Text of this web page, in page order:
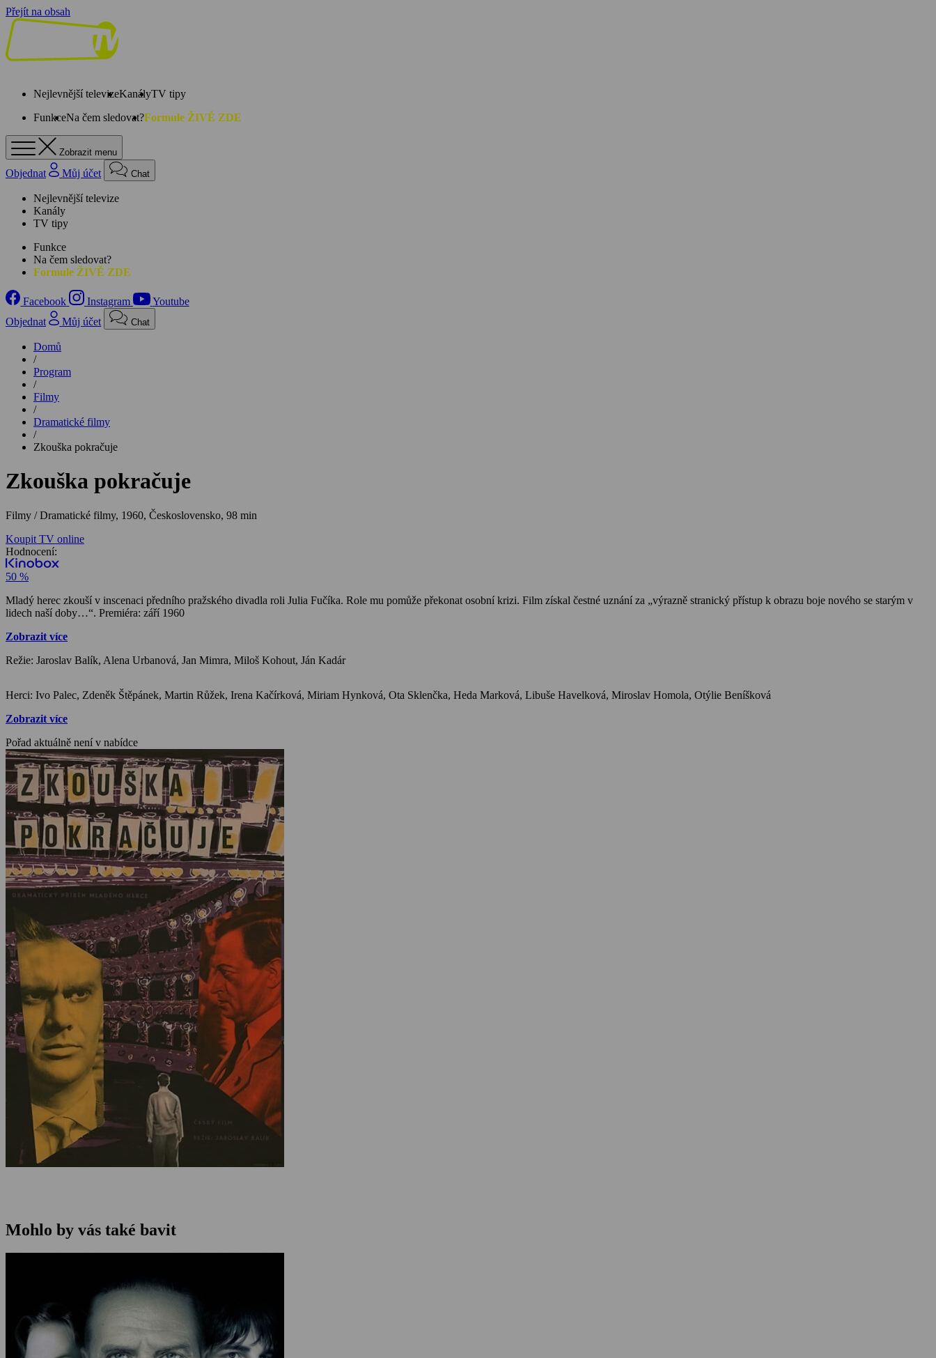
Přejít na obsah
Nejlevnější televizeKanályTV tipy
FunkceNa čem sledovat?Formule ŽIVĚ ZDE
Zobrazit menu
Objednat Můj účet Chat
Nejlevnější televize
Kanály
TV tipy
Funkce
Na čem sledovat?
Formule ŽIVĚ ZDE
Facebook Instagram
Youtube
Objednat
Můj účet Chat
Domů
/
Program
/
Filmy
/
Dramatické filmy
/
Zkouška pokračuje
Zkouška pokračuje
Filmy / Dramatické filmy, 1960, Československo, 98 min
Koupit TV online
Hodnocení:
50 %
Mladý herec zkouší v inscenaci předního pražského divadla roli Julia Fučíka. Role mu pomůže překonat osobní krizi. Film získal čestné uznání za „výrazně stranický přístup k obrazu boje nového se starým v
lidech naší doby…“. Premiéra: září 1960
Zobrazit více
Režie: Jaroslav Balík, Alena Urbanová, Jan Mimra, Miloš Kohout, Ján Kadár
Herci: Ivo Palec, Zdeněk Štěpánek, Martin Růžek, Irena Kačírková, Miriam Hynková, Ota Sklenčka, Heda Marková, Libuše Havelková, Miroslav Homola, Otýlie Beníšková
Zobrazit více
Pořad aktuálně není v nabídce
Mohlo by vás také bavit